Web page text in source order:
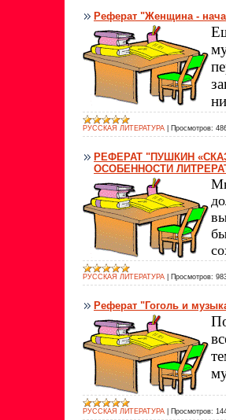
Реферат "Женщина -
РУССКАЯ ЛИТЕРАТУРА Просмотров:
РЕФЕРАТ "ПУШКИН
ОСОБЕННОСТИ
РУССКАЯ ЛИТЕРАТУРА Просмотров:
Реферат "Гоголь и
РУССКАЯ ЛИТЕРАТУРА Просмотров: